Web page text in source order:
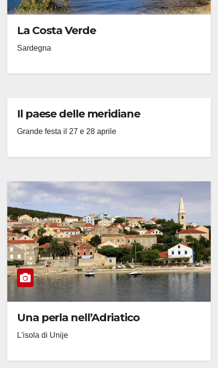
La Costa Verde
Sardegna
Il paese delle meridiane
Grande festa il 27 e 28 aprile
Una perla nell’Adriatico
L'isola di Unije